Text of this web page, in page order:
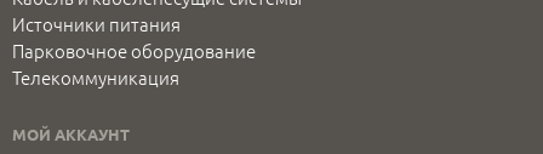
Источники питания
Парковочное оборудование
Телекоммуникация
МОЙ АККАУНТ